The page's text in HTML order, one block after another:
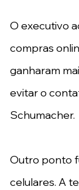
O executivo
compras
ganharam
evitar o
Schumacher.
Outro ponto
celulares. A